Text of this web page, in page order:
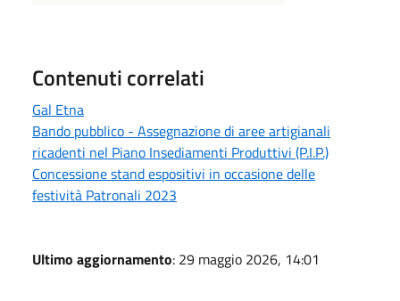
Contenuti correlati
Gal Etna
Bando pubblico - Assegnazione di aree artigianali
ricadenti nel Piano Insediamenti Produttivi (P.I.P.)
Concessione stand espositivi in occasione delle
festività Patronali 2023
Ultimo aggiornamento: 29 maggio 2026, 14:01